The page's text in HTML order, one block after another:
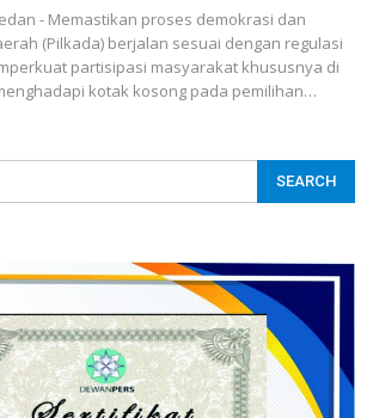
- Memastikan proses demokrasi dan
(Pilkada) berjalan sesuai dengan regulasi
partisipasi masyarakat khususnya di
kotak kosong pada pemilihan…